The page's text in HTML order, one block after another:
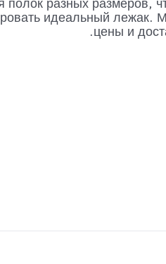
полок разных размеров,
идеальный лежак.
цены и